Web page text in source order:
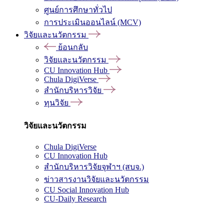
ศูนย์การศึกษาทั่วไป
การประเมินออนไลน์ (MCV)
วิจัยและนวัตกรรม
ย้อนกลับ
วิจัยและนวัตกรรม
CU Innovation Hub
Chula DigiVerse
สำนักบริหารวิจัย
ทุนวิจัย
วิจัยและนวัตกรรม
Chula DigiVerse
CU Innovation Hub
สำนักบริหารวิจัยจุฬาฯ (สบจ.)
ข่าวสารงานวิจัยและนวัตกรรม
CU Social Innovation Hub
CU-Daily Research